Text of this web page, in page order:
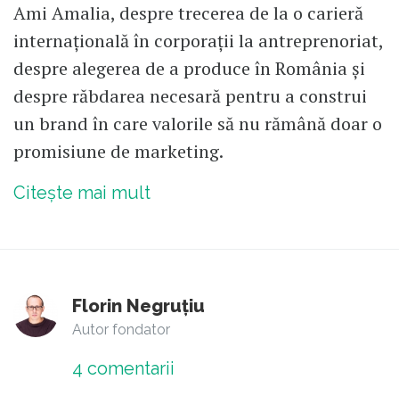
Ami Amalia, despre trecerea de la o carieră
internațională în corporații la antreprenoriat,
despre alegerea de a produce în România și
despre răbdarea necesară pentru a construi
un brand în care valorile să nu rămână doar o
promisiune de marketing.
Citește mai mult
Florin Negruțiu
Autor fondator
4 comentarii